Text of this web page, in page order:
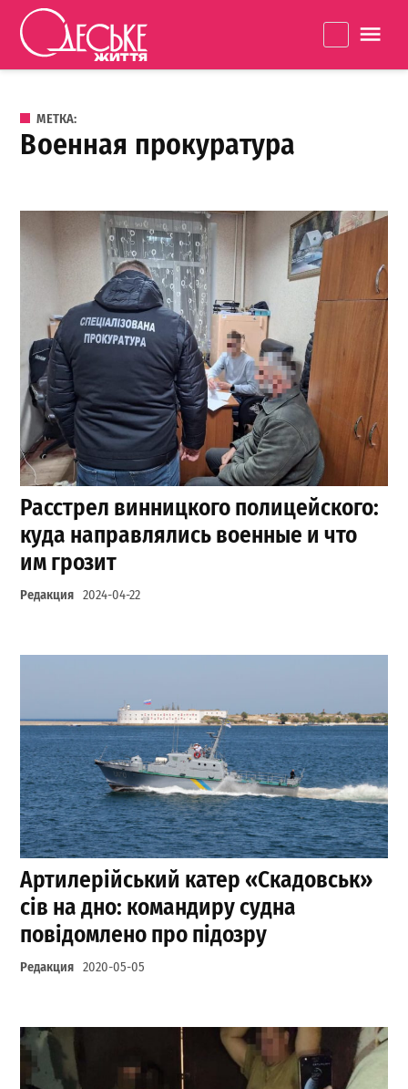
Перейти к содержанию
життя
МЕТКА:
военная прокуратура
Расстрел винницкого полицейского:
куда направлялись военные и что
им грозит
Редакция 2024-04-22
Артилерійський катер «Скадовськ»
сів на дно: командиру судна
повідомлено про підозру
Редакция 2020-05-05